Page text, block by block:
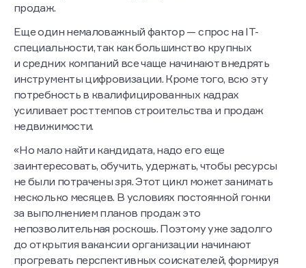
продаж.
Еще один немаловажный фактор — спрос на IT-
специальности, так как большинство крупных
и средних компаний все чаще начинают внедрять
инструменты цифровизации. Кроме того, всю эту
потребность в квалифицированных кадрах
усиливает рост темпов строительства и продаж
недвижимости.
«Но мало найти кандидата, надо его еще
заинтересовать, обучить, удержать, чтобы ресурсы
не были потрачены зря. Этот цикл может занимать
несколько месяцев. В условиях постоянной гонки
за выполнением планов продаж это
непозволительная роскошь. Поэтому уже задолго
до открытия вакансии организации начинают
прогревать перспективных соискателей, формируя